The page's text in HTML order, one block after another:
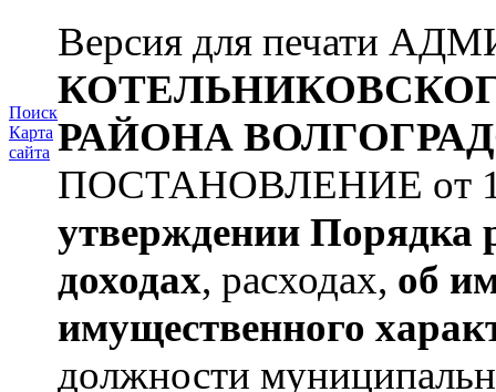
Поиск
Карта
сайта
Версия для печати
РАЙОНА
ПОСТАНОВЛЕНИЕ от
утверждении Порядка
доходах, расходах, об
имущественного
должности